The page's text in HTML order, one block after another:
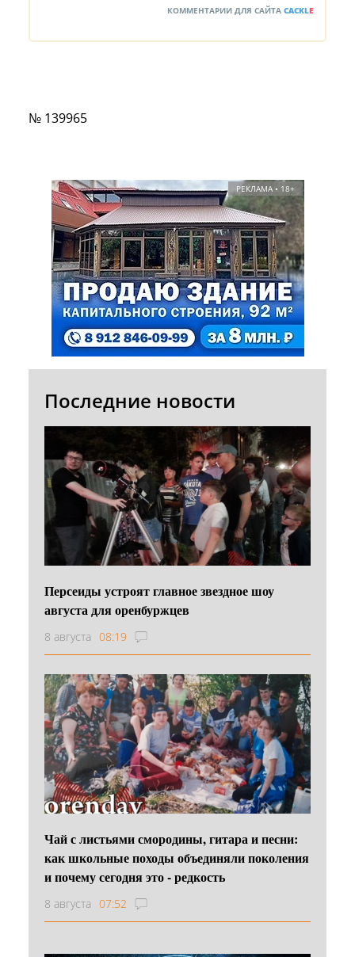
КОММЕНТАРИИ ДЛЯ САЙТА CACKLE
№ 139965
РЕКЛАМА • 18+
Последние новости
Персеиды устроят главное звездное шоу
августа для оренбуржцев
8 августа 08:19
Чай с листьями смородины, гитара и песни:
как школьные походы объединяли поколения
и почему сегодня это - редкость
8 августа 07:52